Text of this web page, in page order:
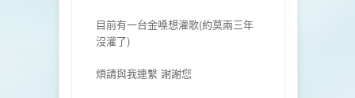
目前有一台金嗓想灌歌(約莫兩三年
沒灌了)
煩請與我連繫 謝謝您